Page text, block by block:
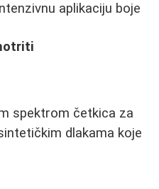
aplikaciju boje
spektrom četkica za
dlakama koje